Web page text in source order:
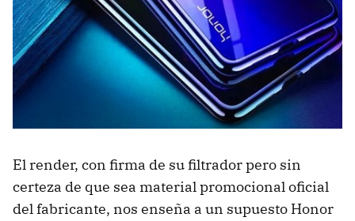
El render, con firma de su filtrador pero sin
certeza de que sea material promocional oficial
del fabricante, nos enseña a un supuesto Honor